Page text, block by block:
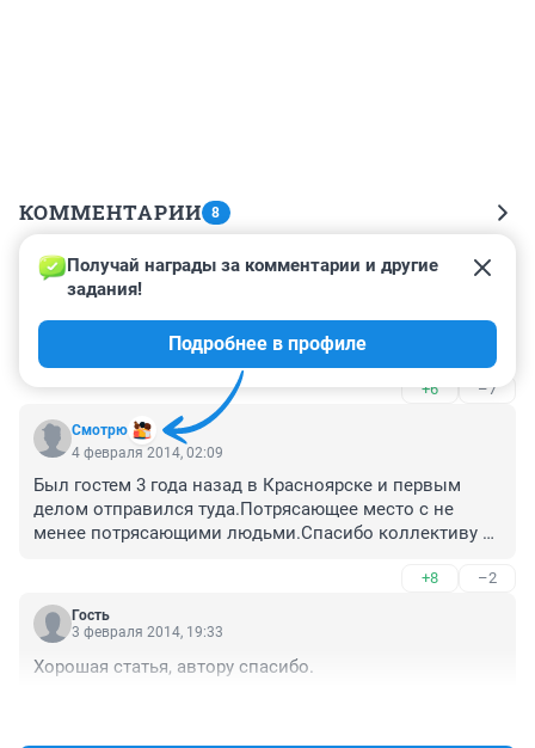
КОММЕНТАРИИ 8
Гость
4 февраля 2014, 23:05
это место себя изжило, если место пользовалось
спросом, его бы открыли в другом месте.
+6 –7
Смотрю
Получай награды за комментарии и другие
задания!
Подробнее в профиле
4 февраля 2014, 02:09
Был гостем 3 года назад в Красноярске и первым
делом отправился туда.Потрясающее место с не
менее потрясающими людьми.Спасибо коллективу
+8 –2
Гость
3 февраля 2014, 19:33
Хорошая статья, автору спасибо.